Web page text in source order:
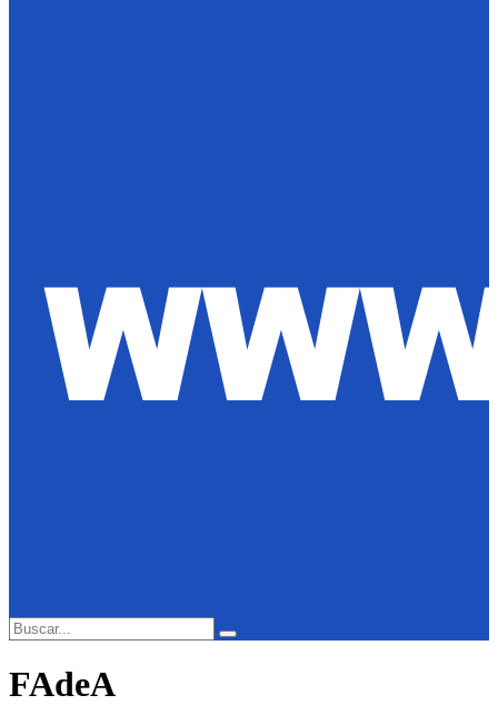
Search
for:
Search
FAdeA